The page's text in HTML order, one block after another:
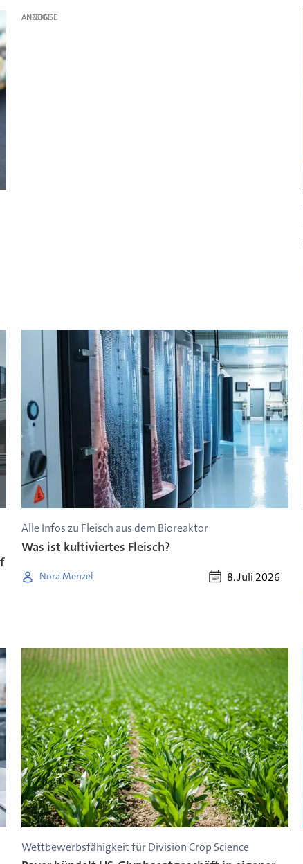
ANZEIGE
Alle Infos zu Fleisch aus dem Bioreaktor
Was ist kultiviertes Fleisch?
Nora Menzel 8. Juli 2026
Wettbewerbsfähigkeit für Division Crop Science